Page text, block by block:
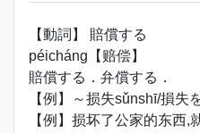
【動詞】 賠償する
péicháng【赔偿】
賠償する．弁償する．
【例】～损失sǔnshī/損失
【例】损坏了公家的东西